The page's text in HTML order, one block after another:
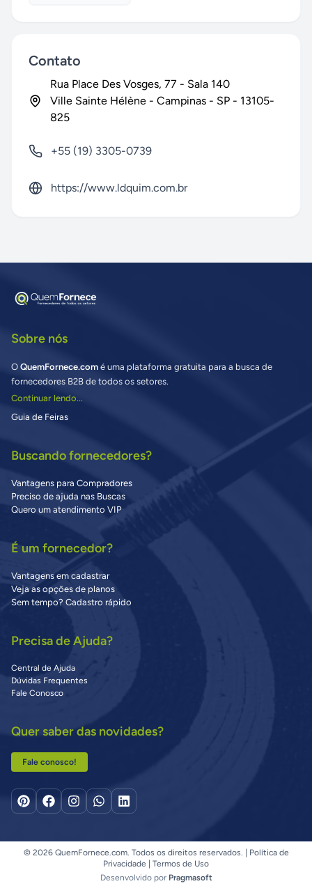
Contato
Rua Place Des Vosges, 77 - Sala 140
Ville Sainte Hélène -Campinas - SP - 13105-
825
+55 (19) 3305-0739
https://www.ldquim.com.br
Sobre nós
O QuemFornece.com é uma plataforma gratuita para a busca de
fornecedores B2B de todos os setores.
Continuar lendo...
Guia de Feiras
Buscando fornecedores?
Vantagens para Compradores
Preciso de ajuda nas Buscas
Quero um atendimento VIP
É um fornecedor?
Vantagens em cadastrar
Veja as opções de planos
Sem tempo? Cadastro rápido
Precisa de Ajuda?
Central de Ajuda
Dúvidas Frequentes
Fale Conosco
Quer saber das novidades?
Fale conosco!
© 2026 QuemFornece.com. Todos os direitos reservados. |
Política de
Privacidade
Termos de Uso
Desenvolvido por Pragmasoft